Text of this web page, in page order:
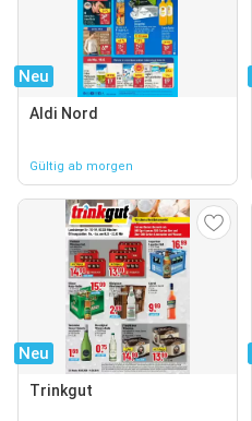
Neu
Aldi Nord
Gültig ab morgen
Neu
Trinkgut